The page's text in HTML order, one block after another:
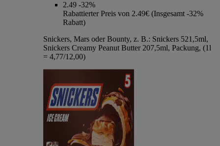
2.49 -32%
Rabattierter Preis von 2.49€ (Insgesamt -32%
Rabatt)
Snickers, Mars oder Bounty, z. B.: Snickers 521,5ml,
Snickers Creamy Peanut Butter 207,5ml, Packung, (1l
= 4,77/12,00)